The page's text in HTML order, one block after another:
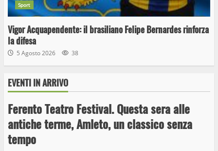
Sport
Vigor Acquapendente: il brasiliano Felipe Bernardes rinforza
la difesa
5 Agosto 2026 38
EVENTI IN ARRIVO
Ferento Teatro Festival. Questa sera alle
antiche terme, Amleto, un classico senza
tempo